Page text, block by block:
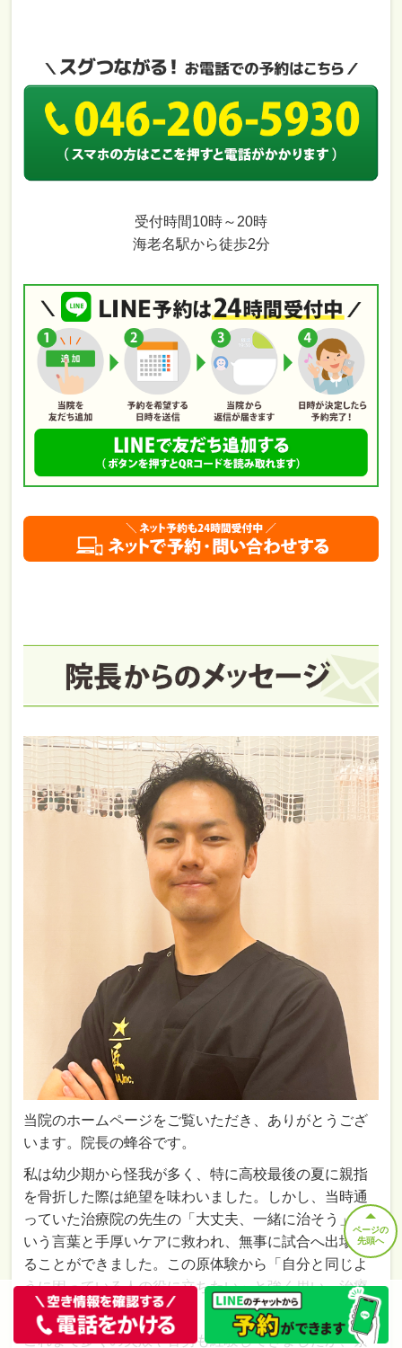
受付時間10時～20時
海老名駅から徒歩2分
当院のホームページをご覧いただき、ありがとうござ
います。院長の蜂谷です。
私は幼少期から怪我が多く、特に高校最後の夏に親指
を骨折した際は絶望を味わいました。しかし、当時通
っていた治療院の先生の「大丈夫、一緒に治そう」と
いう言葉と手厚いケアに救われ、無事に試合へ出場す
ることができました。この原体験から「自分と同じよ
うに困っている人の役に立ちたい」と強く思い、治療
家への道を志しました。
これまで多くの失敗や苦労も経験してきましたが、素
ページの
先頭へ